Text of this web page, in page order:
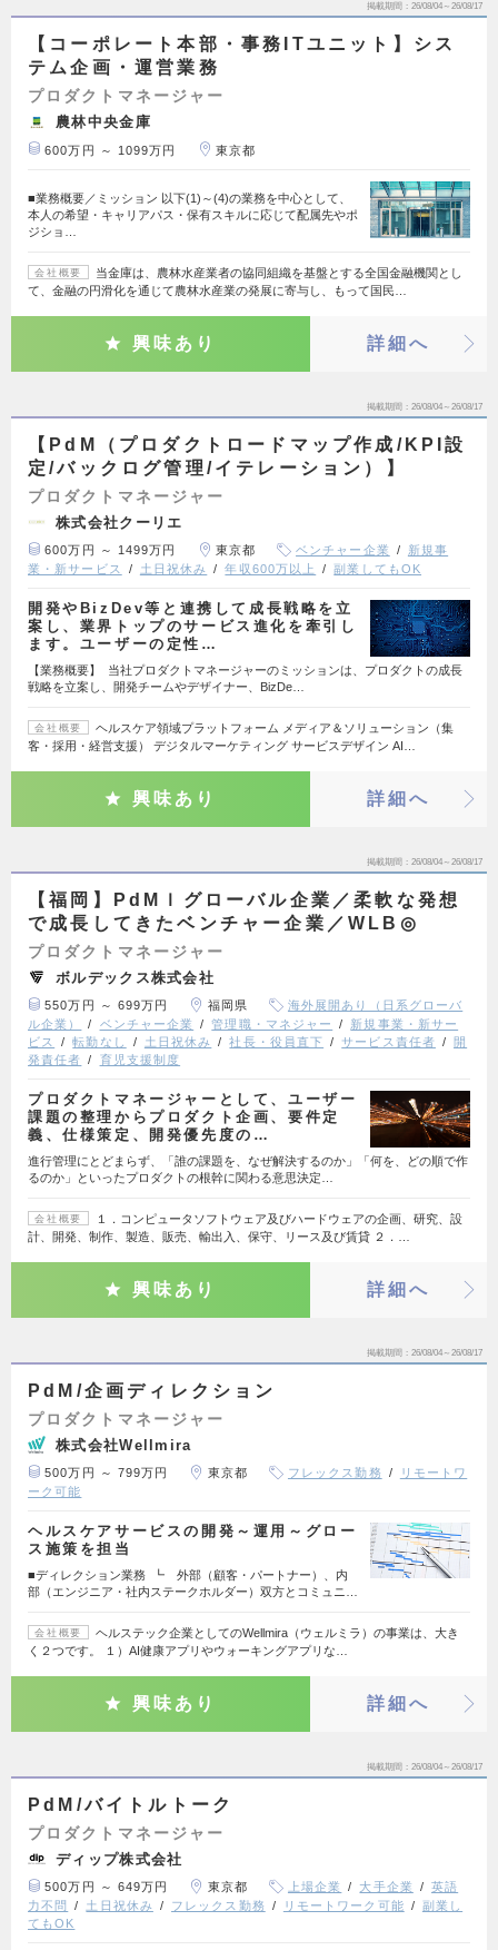
掲載期間 26/08/04～26/08/17
【コーポレート本部・事務ITユニット】シス
テム企画・運営業務
プロダクトマネージャー
農林中央金庫
600万円 ～ 1099万円 東京都
■業務概要／ミッション 以下(1)～(4)の業務を中心として、
本人の希望・キャリアパス・保有スキルに応じて配属先やポ
ジショ…
会社概要
当金庫は、農林水産業者の協同組織を基盤とする全国金融機関とし
て、金融の円滑化を通じて農林水産業の発展に寄与し、もって国民…
興味あり 詳細へ
掲載期間 26/08/04～26/08/17
【PdM（プロダクトロードマップ作成/KPI設
定/バックログ管理/イテレーション）】
プロダクトマネージャー
株式会社クーリエ
600万円 ～ 1499万円 東京都 ベンチャー企業
新規事
業・新サービス
土日祝休み 年収600万以上 副業してもOK
開発やBizDev等と連携して成長戦略を立
案し、業界トップのサービス進化を牽引し
ます。ユーザーの定性…
【業務概要】 当社プロダクトマネージャーのミッションは、プロダクトの成長
戦略を立案し、開発チームやデザイナー、BizDe…
会社概要
ヘルスケア領域プラットフォーム メディア＆ソリューション（集
客・採用・経営支援） デジタルマーケティング サービスデザイン AI…
興味あり 詳細へ
掲載期間 26/08/04～26/08/17
【福岡】PdMｌグローバル企業／柔軟な発想
で成長してきたベンチャー企業／WLB◎
プロダクトマネージャー
ボルデックス株式会社
550万円 ～ 699万円 福岡県
海外展開あり（日系グローバ
ル企業）
ベンチャー企業 管理職・マネジャー
新規事業・新サー
ビス
転勤なし 土日祝休み 社長・役員直下 サービス責任者
開
発責任者
育児支援制度
プロダクトマネージャーとして、ユーザー
課題の整理からプロダクト企画、要件定
義、仕様策定、開発優先度の…
進行管理にとどまらず、「誰の課題を、なぜ解決するのか」「何を、どの順で作
るのか」といったプロダクトの根幹に関わる意思決定…
会社概要
１．コンピュータソフトウェア及びハードウェアの企画、研究、設
計、開発、制作、製造、販売、輸出入、保守、リース及び賃貸 ２．…
興味あり 詳細へ
掲載期間 26/08/04～26/08/17
PdM/企画ディレクション
プロダクトマネージャー
株式会社Wellmira
500万円 ～ 799万円 東京都 フレックス勤務
リモートワ
ーク可能
ヘルスケアサービスの開発～運用～グロー
ス施策を担当
■ディレクション業務 ┗ 外部（顧客・パートナー）、内
部（エンジニア・社内ステークホルダー）双方とコミュニ…
会社概要
ヘルステック企業としてのWellmira（ウェルミラ）の事業は、大き
く２つです。 １）AI健康アプリやウォーキングアプリな…
興味あり 詳細へ
掲載期間 26/08/04～26/08/17
PdM/バイトルトーク
プロダクトマネージャー
ディップ株式会社
500万円 ～ 649万円 東京都 上場企業 大手企業
英語
力不問
土日祝休み フレックス勤務 リモートワーク可能
副業し
てもOK